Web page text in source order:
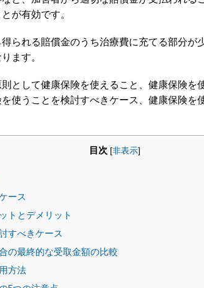
が有効です。
られる賠償金のうち治療費に充てる部分が
ます。
として健康保険を使えること、健康保険を
使うことを検討すべきケース、健康保険を
目次 [非表示]
ース
トとデメリット
すべきケース
の最終的な受取金額の比較
方法